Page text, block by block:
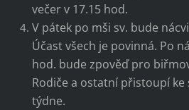
večer v 17.15 hod.
V pátek po mši sv. bude
Účast všech je povinná. Po
hod. bude zpověď pro
Rodiče a ostatní přistoupí ke
týdne.